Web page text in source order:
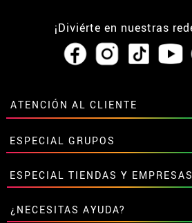
¡Diviérte en nuestras
ATENCIÓN AL CLIENTE
• Horario tienda IBI
•Descuento estudiantes
• Sobre nosotros
• Condiciones de venta
• Aviso legal yPrivacidad
ESPECIAL GRUPOS
Descuentos especiales para grupos.
Contáctanos aquí
ESPECIAL TIENDAS Y EMPRESAS
Descuentos exclusivos para tiendas y
¿NECESITAS AYUDA?